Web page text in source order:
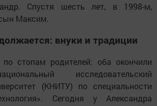
Спустя шесть лет, в 1998-м,
Максим.
внуки и традиции
стопам родителей: оба окончили
исследовательский
(КНИТУ) по специальности
Сегодня у Александра